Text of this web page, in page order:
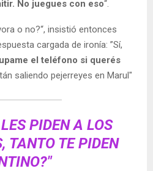
No juegues con eso“.
o no?“, insistió entonces
cargada de ironía: ”Sí,
el teléfono si querés
saliendo pejerreyes en Marul"
PIDEN A LOS
TANTO TE PIDEN